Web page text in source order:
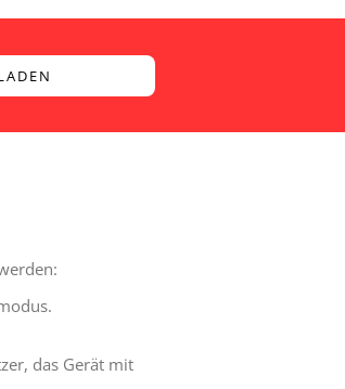
das Gerät mit